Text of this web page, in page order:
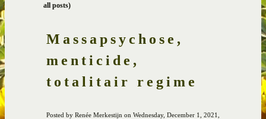
all posts)
Massapsychose,
menticide,
totalitair regime
Posted by Renée Merkestijn on Wednesday, December 1, 2021,